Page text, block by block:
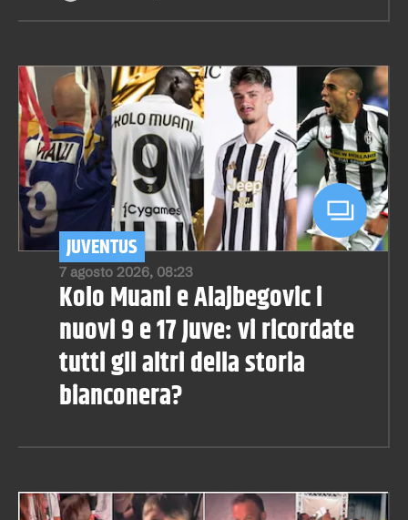
7 agosto 2026, 08:23
JUVENTUS
Kolo Muani e Alajbegovic i
nuovi 9 e 17 Juve: vi ricordate
tutti gli altri della storia
bianconera?